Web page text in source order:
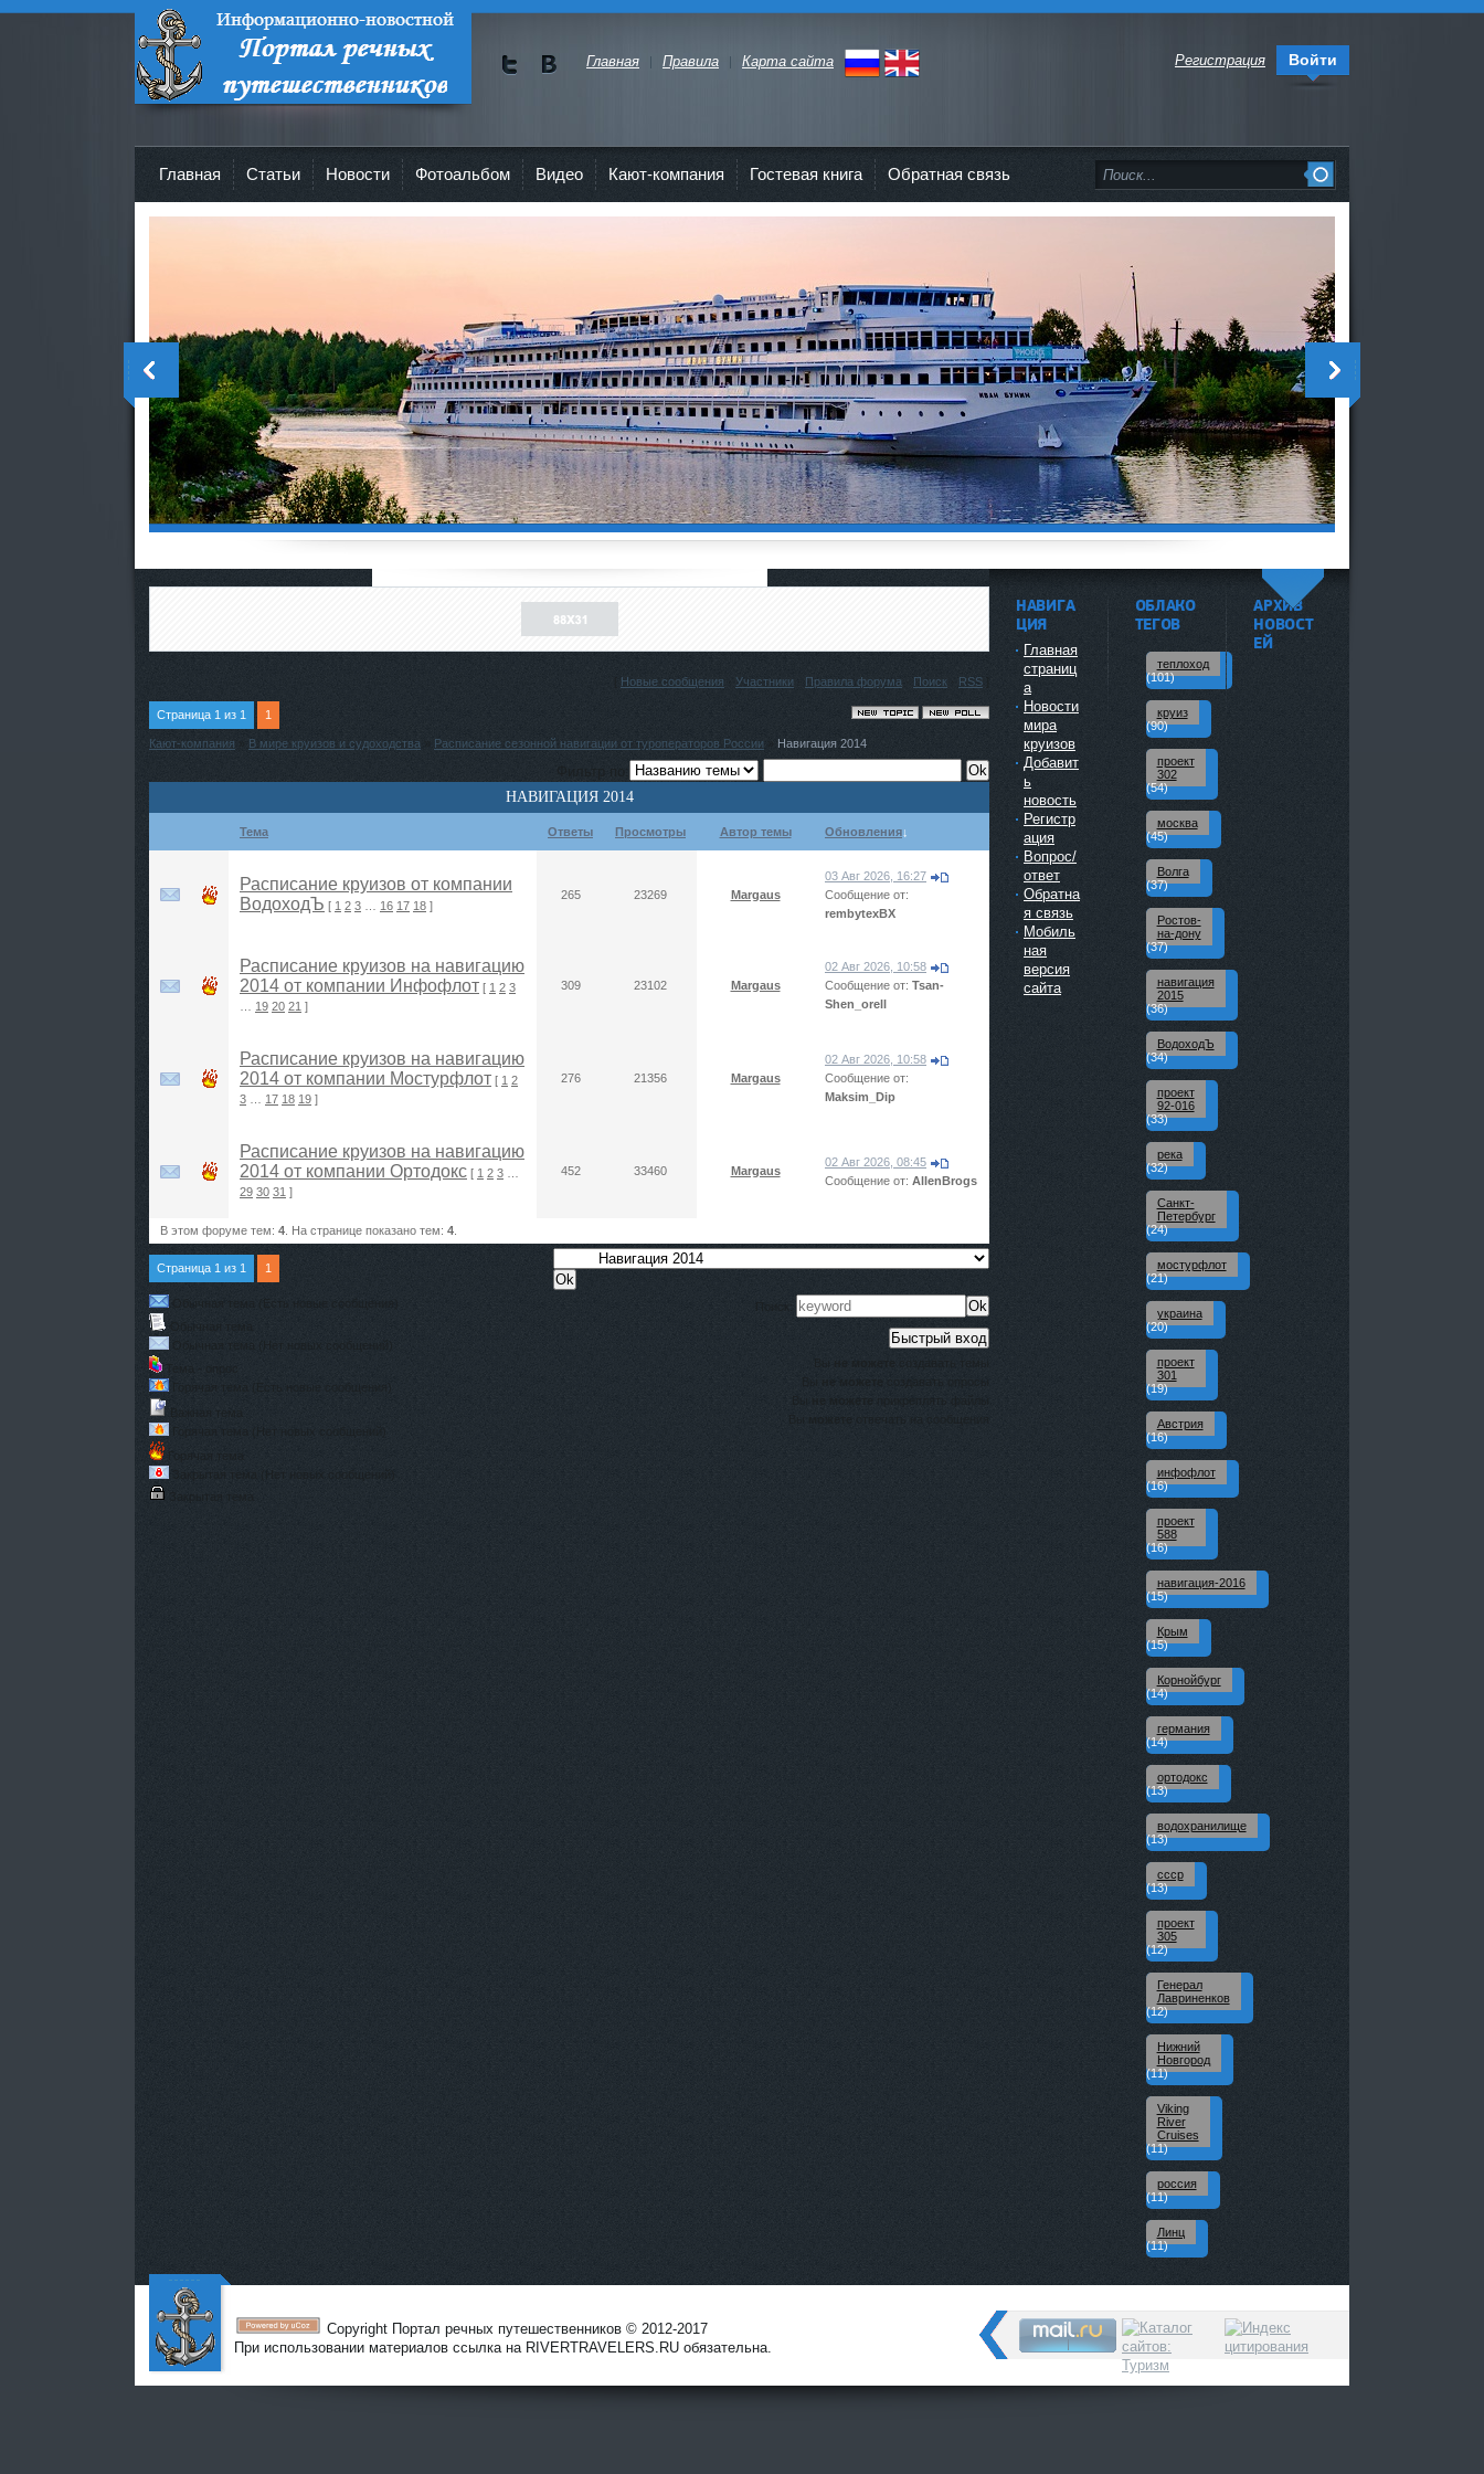
Портал речных путешественников -
Регистрация Войти
Главная Правила Карта сайта
Главная Cтатьи Новости Фотоальбом Видео Кают-компания Гостевая книга Обратная связь
<
Новые сообщения Участники Правила форума Поиск RSS
Страница 1 из 1 1
Кают-компания В мире круизов и судоходства Расписание сезонной навигации от туроператоров России Навигация 2014
НАВИГАЦИЯ 2014
Тема Ответы Просмотры Автор темы Обновления↓
Расписание круизов от компании
ВодоходЪ [ 1 2 3 16 17 18 ]
265 23269 Margaus
03 Авг 2026, 16:27
Сообщение от:
rembytexBX
Расписание круизов на навигацию
2014 от компании Инфофлот [ 1 2 3
19 20 21 ]
309 23102 Margaus
02 Авг 2026, 10:58
Сообщение от: Tsan-
Shen_orell
Расписание круизов на навигацию
2014 от компании Мостурфлот [ 1 2
3
17 18 19 ]
276 21356 Margaus
02 Авг 2026, 10:58
Сообщение от:
Maksim_Dip
Расписание круизов на навигацию
2014 от компании Ортодокс [ 1 2 3
29 30 31 ]
452 33460 Margaus
02 Авг 2026, 08:45
Сообщение от: AllenBrogs
В этом форуме тем: 4 . На странице показано тем: 4
Страница 1 из 1 1
Важная тема
Закрытая тема (Нет новых сообщений)
Закрытая тема
не можете
создавать опросы
НАВИГА
ЦИЯ
Главная
страниц
а
Новости
мира
круизов
Добавит
ь
новость
Регистр
ация
Вопрос/
ответ
Обратна
я связь
Мобиль
ная
версия
сайта
ОБЛАКО
ТЕГОВ
теплоход
(101)
круиз
(90)
проект
302
(54)
москва
(45)
Волга
(37)
Ростов-
на-дону
(37)
навигация
2015
(36)
ВодоходЪ
(34)
проект
92-016
(33)
река
(32)
Санкт-
Петербург
(24)
мостурфлот
(21)
украина
(20)
проект
301
(19)
Австрия
(16)
инфофлот
(16)
проект
588
(16)
навигация-2016
(15)
Крым
(15)
Корнойбург
(14)
германия
(14)
ортодокс
(13)
водохранилище
(13)
ссср
(13)
проект
305
(12)
Генерал
Лавриненков
(12)
Нижний
Новгород
(11)
Viking
River
Cruises
(11)
россия
(11)
Линц
(11)
АРХИВ
НОВОСТ
ЕЙ
^
Портал
Copyright Портал речных путешественников © 2012-2017
При использовании материалов ссылка на RIVERTRAVELERS.RU обязательна.